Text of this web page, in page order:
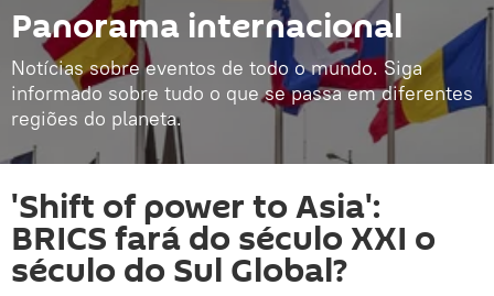
Panorama internacional
Notícias sobre eventos de todo o mundo. Siga
informado sobre tudo o que se passa em diferentes
regiões do planeta.
'Shift of power to Asia':
BRICS fará do século XXI o
século do Sul Global?